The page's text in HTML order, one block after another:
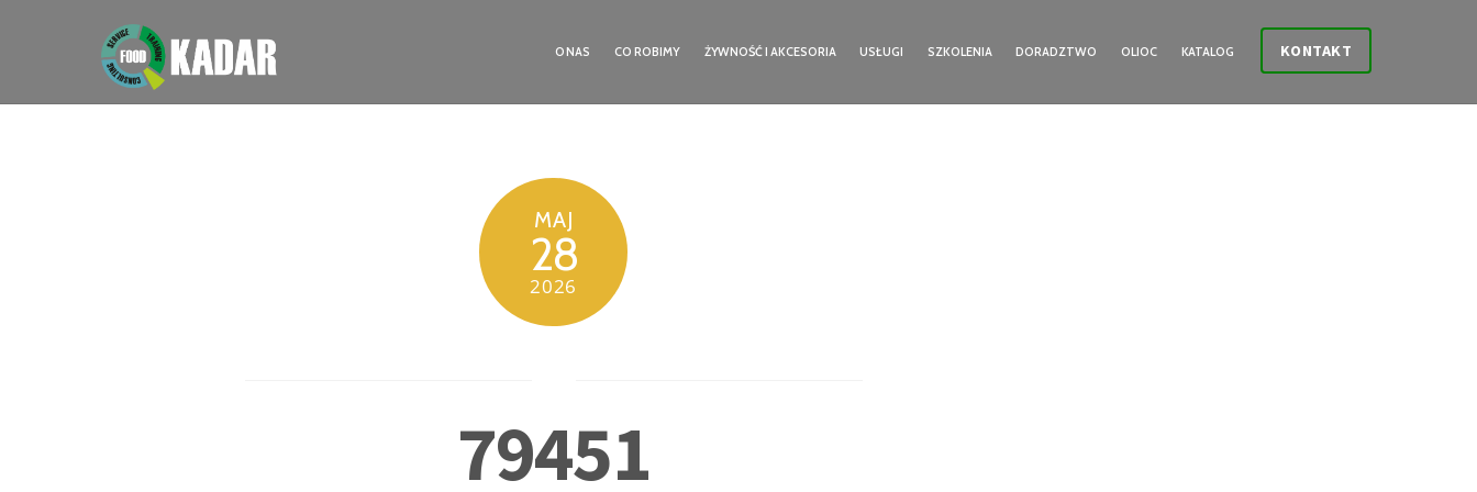
O NAS CO ROBIMY ŻYWNOŚĆ I AKCESORIA USŁUGI SZKOLENIA DORADZTWO OLIOC KATALOG KONTAKT
MAJ
28
2026
79451